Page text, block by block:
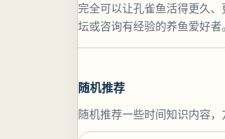
完全可以让孔雀鱼活得更久
坛或咨询有经验的养鱼爱好者。
随机推荐
随机推荐一些时间知识内容，